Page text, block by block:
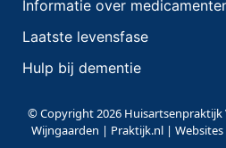
Informatie over
Laatste levensfase
Hulp bij dementie
© Copyright 2026
Wijngaarden | Praktijk.nl |